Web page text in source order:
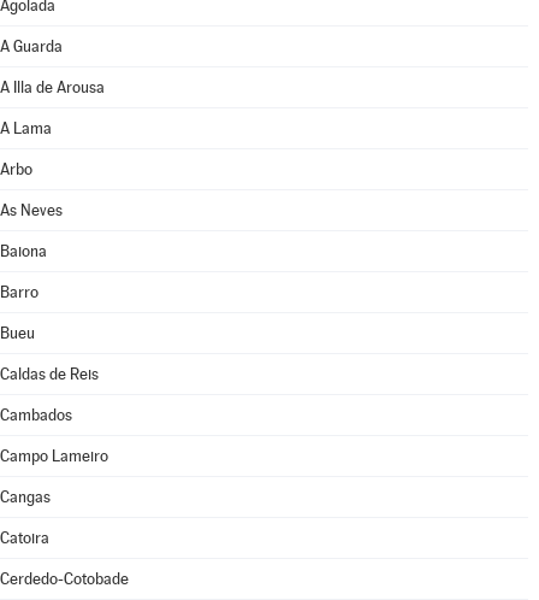
Agolada
A Guarda
A Illa de Arousa
A Lama
Arbo
As Neves
Baiona
Barro
Bueu
Caldas de Reis
Cambados
Campo Lameiro
Cangas
Catoira
Cerdedo-Cotobade